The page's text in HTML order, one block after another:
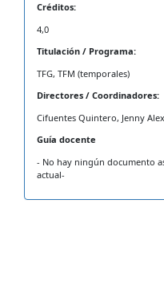
Créditos:
4,0
Titulación / Programa:
TFG, TFM (temporales)
Directores / Coordinadores:
Cifuentes Quintero, Jenny
Guía docente
- No hay ningún documento
actual-